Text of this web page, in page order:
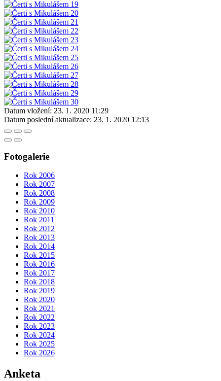
Datum vložení: 23. 1. 2020 11:29
Datum poslední aktualizace: 23. 1. 2020 12:13
Fotogalerie
Rok 2006
Rok 2007
Rok 2008
Rok 2009
Rok 2010
Rok 2011
Rok 2012
Rok 2013
Rok 2014
Rok 2015
Rok 2016
Rok 2017
Rok 2018
Rok 2019
Rok 2020
Rok 2021
Rok 2022
Rok 2023
Rok 2024
Rok 2025
Rok 2026
Anketa